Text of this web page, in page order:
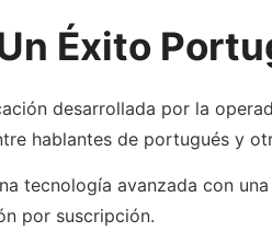
Éxito
desarrollada por la
hablantes de portugués y
tecnología avanzada con
por suscripción.